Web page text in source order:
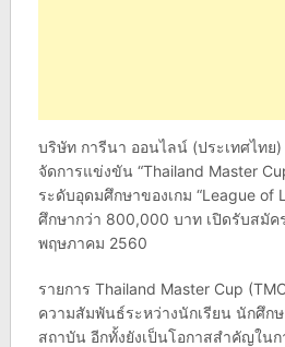
บริษัท การีนา ออนไลน์ (ประเทศไทย)
จัดการแข่งขัน “Thailand Master
ระดับอุดมศึกษาของเกม “League of
ศึกษากว่า 800,000 บาท เปิดรับสมัค
พฤษภาคม 2560
รายการ Thailand Master Cup
ความสัมพันธ์ระหว่างนักเรียน นักศึก
สถาบัน อีกทั้งยังเป็นโอกาสสำคัญในก